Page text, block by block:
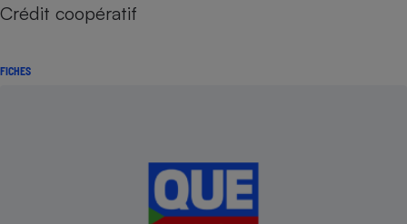
Crédit coopératif
FICHES